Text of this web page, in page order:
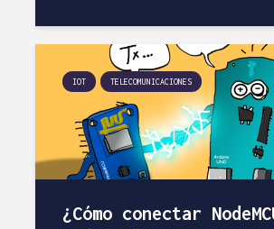
IOT TELECOMUNICACIONES
¿Cómo conectar